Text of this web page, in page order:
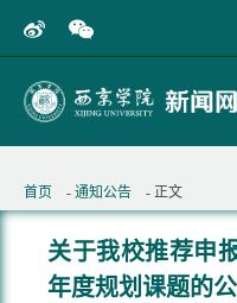
首页 - 通知公告 - 正文
关于我校推荐申
年度规划课题的